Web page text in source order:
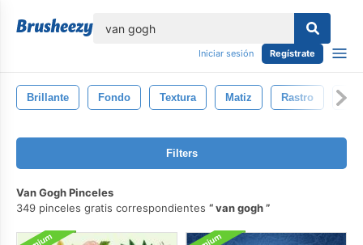
Iniciar sesión Regístrate
Brillante Fondo Textura Matiz Rastro
Filters
Van Gogh Pinceles
349 pinceles gratis correspondientes
van gogh